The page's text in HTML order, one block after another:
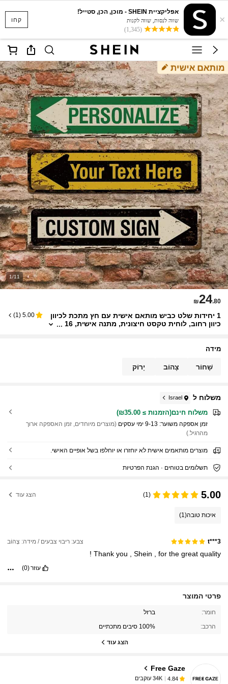
קחו ×
אפליקציית SHEIN - מוכן, הכן, סטייל!
שווה לנסות, שווה לקנות
(1,345)
1/11
₪24.80
1 יחידות שלט כביש מותאם אישית עם חץ מתכת לכיוון
כיוון רחוב, לוחית טקסט חיצונית, מתנה אישית, 16
5.00
(
1
)
מידה
שָׁחוֹר צָהוֹב יָרוֹק
משלוח ל Israel
משלוח חינם(הזמנות ≥ ₪35.00)
זמן אספקה ​​משוער: 9-13 ימי עסקים
(מוצרים מיוחדים, זמן האספקה ארוך
מהרגיל.)
מוצרים מותאמים אישית לא יוחזרו או יוחלפו בשל אופיים האישי.
תשלומים בטוחים · הגנת הפרטיות
5.00
(1) הצג עוד
איכות טובה(1)
t***3 צבע: ריבוי צבעים / מידה: צָהוֹב
Thank you Shein for the great quality
!
עוזר(0)
פרטי המוצר
חומר: ברזל
הרכב: 100% סיבים מתכתיים
הצג עוד
Free Gaze
34K עוקבים
4.84 34K עוקבים